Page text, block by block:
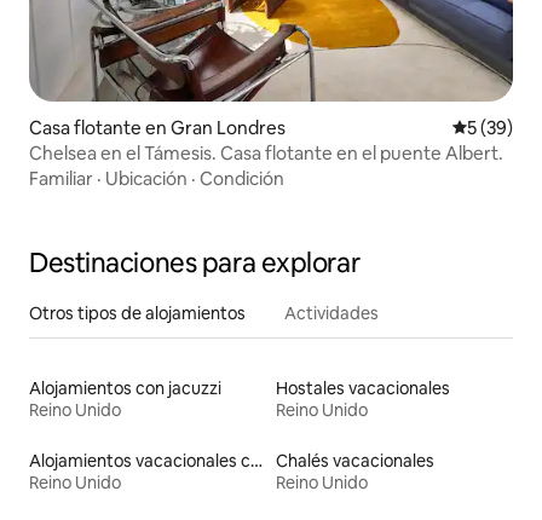
Casa flotante en Gran Londres
5 (39)
Chelsea en el Támesis. Casa flotante en el puente Albert.
Familiar · Ubicación · Condición
Destinaciones para explorar
Otros tipos de alojamientos Actividades
Alojamientos con jacuzzi
Reino Unido
Hostales vacacionales
Reino Unido
Alojamientos vacacionales con entrada y salida de pistas de esquí
Reino Unido
Chalés vacacionales
Reino Unido